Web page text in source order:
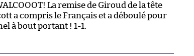
La remise de Giroud de la tête
a compris le Français et a déboulé pour
à bout portant ! 1-1.